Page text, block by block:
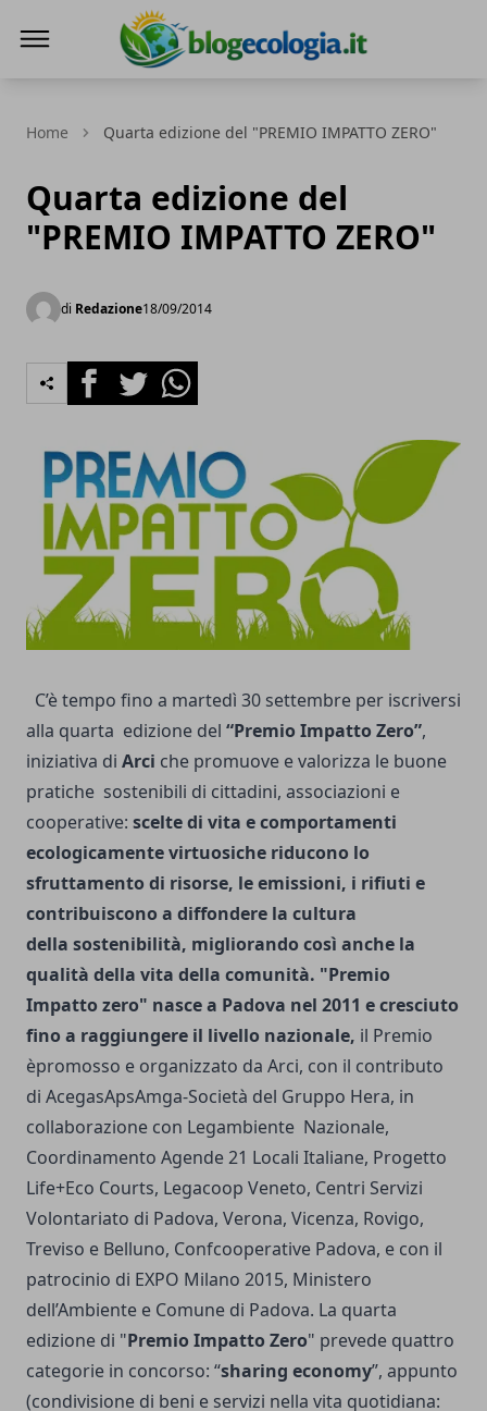
Home Quarta edizione del "PREMIO IMPATTO ZERO"
Quarta edizione del
"PREMIO IMPATTO ZERO"
di Redazione18/09/2014
FacebookTwitterWhatsapp
C’è tempo fino a martedì 30 settembre per iscriversi
alla quarta edizione del “Premio Impatto Zero”,
iniziativa di Arci che promuove e valorizza le buone
pratiche sostenibili di cittadini, associazioni e
cooperative: scelte di vita e comportamenti
ecologicamente virtuosiche riducono lo
sfruttamento di risorse, le emissioni, i rifiuti e
contribuiscono a diffondere la cultura
della sostenibilità, migliorando così anche la
qualità della vita della comunità. "Premio
Impatto zero" nasce a Padova nel 2011 e cresciuto
fino a raggiungere il livello nazionale, il Premio
èpromosso e organizzato da Arci, con il contributo
di AcegasApsAmga-Società del Gruppo Hera, in
collaborazione con Legambiente Nazionale,
Coordinamento Agende 21 Locali Italiane, Progetto
Life+Eco Courts, Legacoop Veneto, Centri Servizi
Volontariato di Padova, Verona, Vicenza, Rovigo,
Treviso e Belluno, Confcooperative Padova, e con il
patrocinio di EXPO Milano 2015, Ministero
dell’Ambiente e Comune di Padova. La quarta
edizione di "Premio Impatto Zero" prevede quattro
categorie in concorso: “sharing economy”, appunto
(condivisione di beni e servizi nella vita quotidiana: